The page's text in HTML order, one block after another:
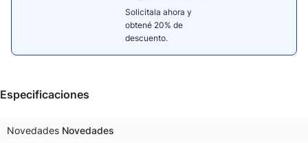
Solicitala ahora y
obtené 20% de
descuento.
Especificaciones
Novedades Novedades